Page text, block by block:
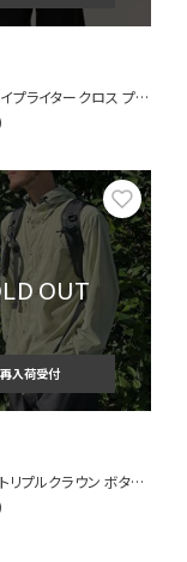
[オアスロウ]タイプライタークロス プルオーバーシャツ
お気
OUT
再入荷受付
[ジョリーギア]トリプルクラウン ボタンダウン ロングスリーブ